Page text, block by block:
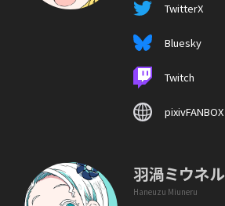
TwitterX
Bluesky
Twitch
pixivFANBOX
羽渦ミウネル
Haneuzu Miuneru